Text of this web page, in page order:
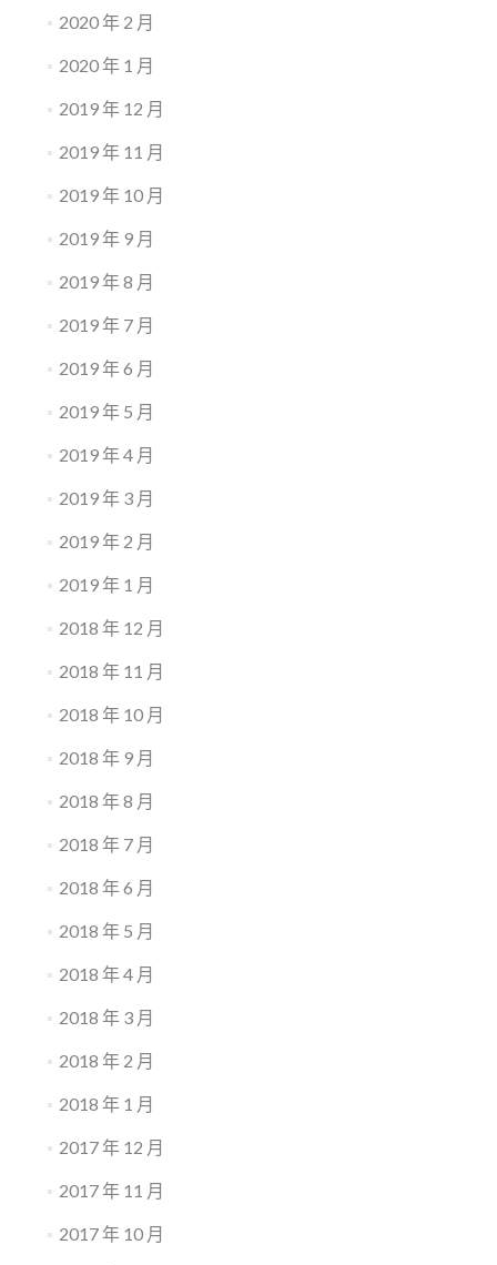
2020 年 2 月
2020 年 1 月
2019 年 12 月
2019 年 11 月
2019 年 10 月
2019 年 9 月
2019 年 8 月
2019 年 7 月
2019 年 6 月
2019 年 5 月
2019 年 4 月
2019 年 3 月
2019 年 2 月
2019 年 1 月
2018 年 12 月
2018 年 11 月
2018 年 10 月
2018 年 9 月
2018 年 8 月
2018 年 7 月
2018 年 6 月
2018 年 5 月
2018 年 4 月
2018 年 3 月
2018 年 2 月
2018 年 1 月
2017 年 12 月
2017 年 11 月
2017 年 10 月